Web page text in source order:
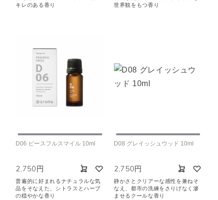
キレのある香り
世界観をもつ香り
D06 ピースフルスマイル 10ml
2,750円
普遍的に好まれるナチュラルな気
品をそなえた、シトラスとハーブ
の穏やかな香り
D08 グレイッシュウッド 10ml
2,750円
静かさとクリアーな感性を兼ねそ
なえ、都市の洗練をさりげなく滲
ませるクールな香り